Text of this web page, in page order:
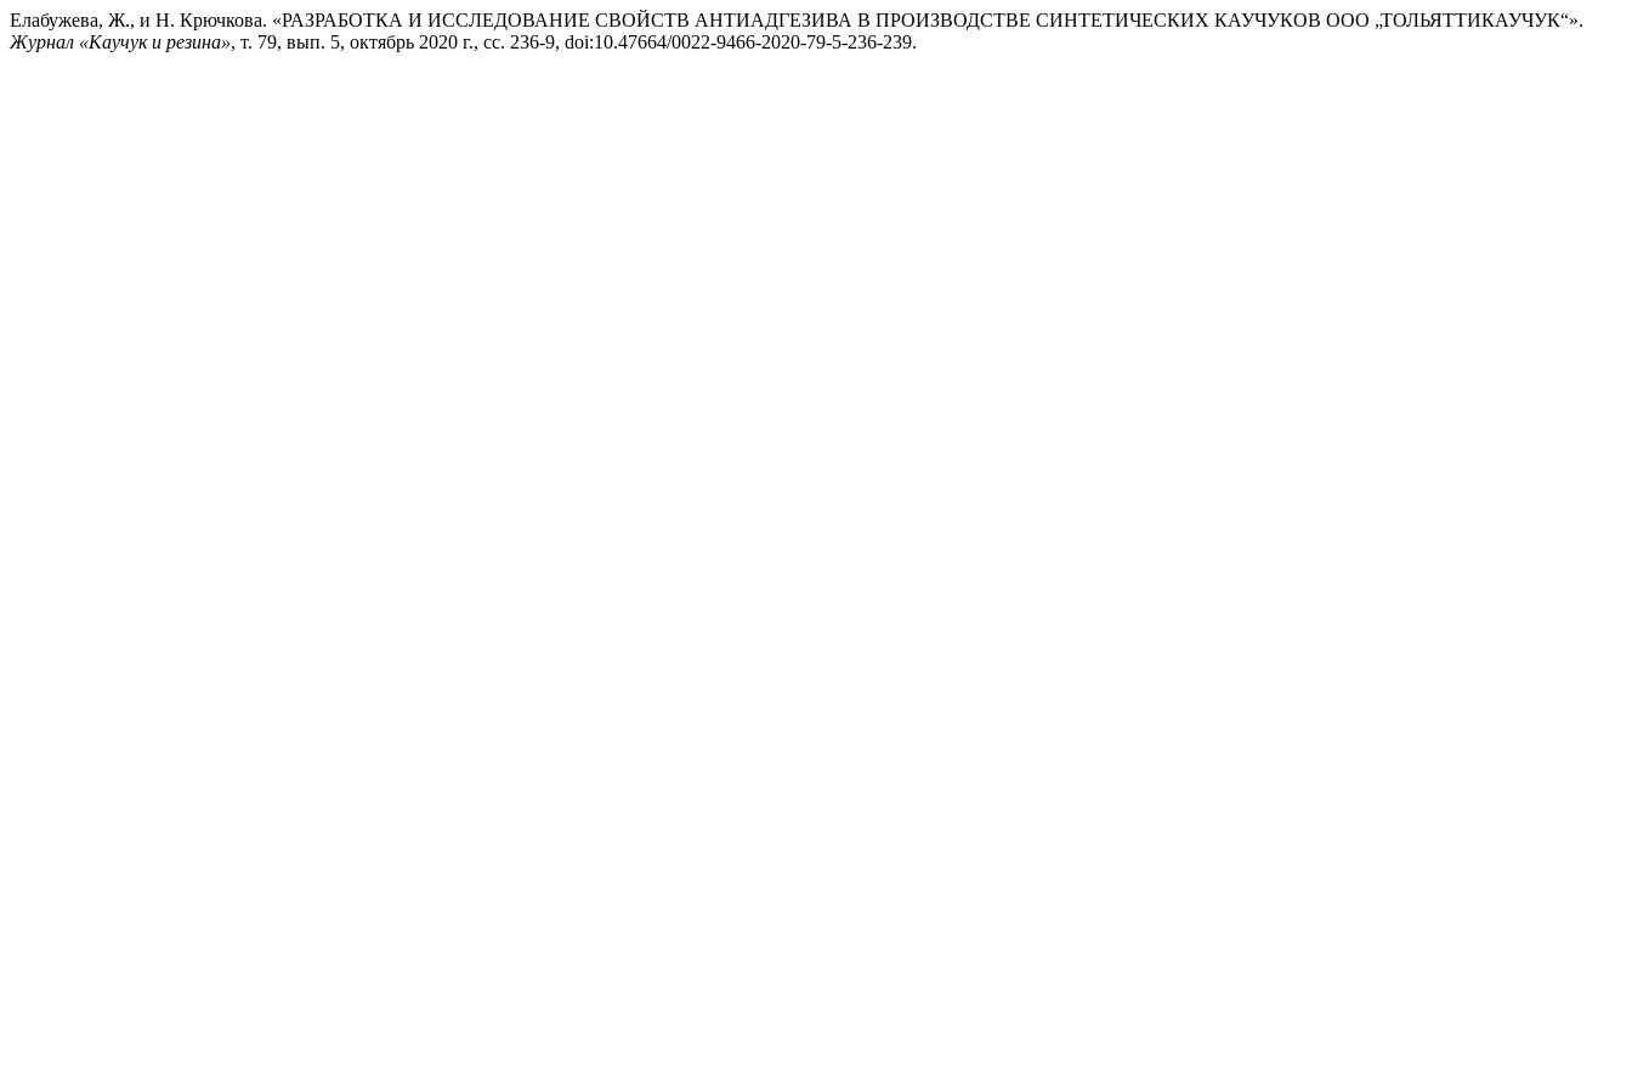
Елабужева, Ж., и Н. Крючкова. «РАЗРАБОТКА И ИССЛЕДОВАНИЕ СВОЙСТВ АНТИАДГЕЗИВА В ПРОИЗВОДСТВЕ СИНТЕТИЧЕСКИХ КАУЧУКОВ ООО „ТОЛЬЯТТИКАУЧУК“».
Журнал «Каучук и резина», т. 79, вып. 5, октябрь 2020 г., сс. 236-9, doi:10.47664/0022-9466-2020-79-5-236-239.